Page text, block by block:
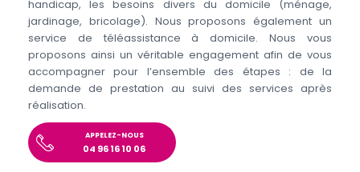
handicap, les besoins divers du domicile (ménage,
jardinage, bricolage). Nous proposons également un
service de téléassistance à domicile. Nous vous
proposons ainsi un véritable engagement afin de vous
accompagner pour l’ensemble des étapes : de la
demande de prestation au suivi des services après
réalisation.
APPELEZ-NOUS
04 96 16 10 06